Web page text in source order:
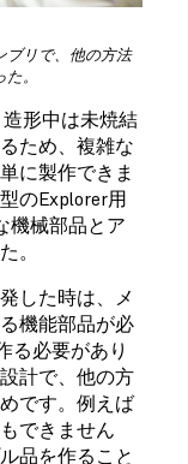
ブリで、他の方法
。
形中は未焼結
ため、複雑な
に製作できま
のExplorer用
機械部品とア
。
した時は、メ
機能部品が必
る必要があり
計で、他の方
です。例えば
できません
品を作ること